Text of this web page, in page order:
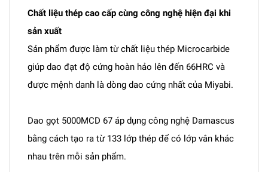
Chất liệu thép cao cấp cùng công nghệ hiện đại khi
sản xuất
Sản phẩm được làm từ chất liệu thép Microcarbide
giúp dao đạt độ cứng hoàn hảo lên đến 66HRC và
được mệnh danh là dòng dao cứng nhất của Miyabi.
Dao gọt 5000MCD 67 áp dụng công nghệ Damascus
bằng cách tạo ra từ 133 lớp thép để có lớp vân khác
nhau trên mỗi sản phẩm.